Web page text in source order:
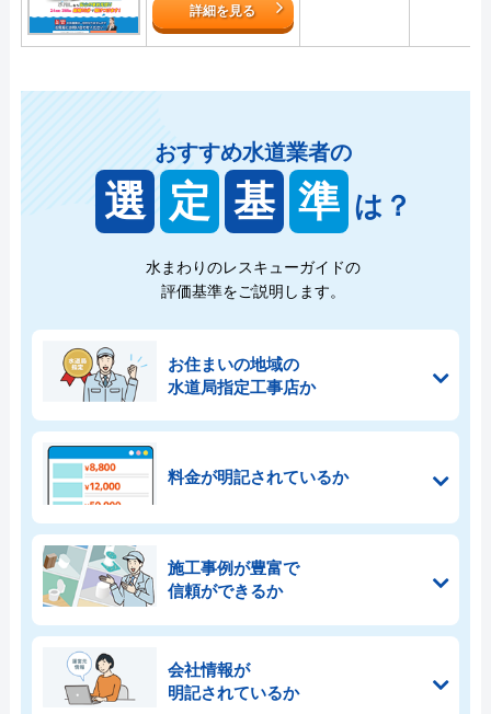
詳細を見る
おすすめ水道業者の
選 定 基 準 は？
水まわりのレスキューガイドの
評価基準をご説明します。
お住まいの地域の
水道局指定工事店か
料金が明記されているか
施工事例が豊富で
信頼ができるか
会社情報が
明記されているか